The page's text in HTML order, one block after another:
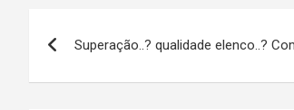
de
Superação..? qualidade elenco..?